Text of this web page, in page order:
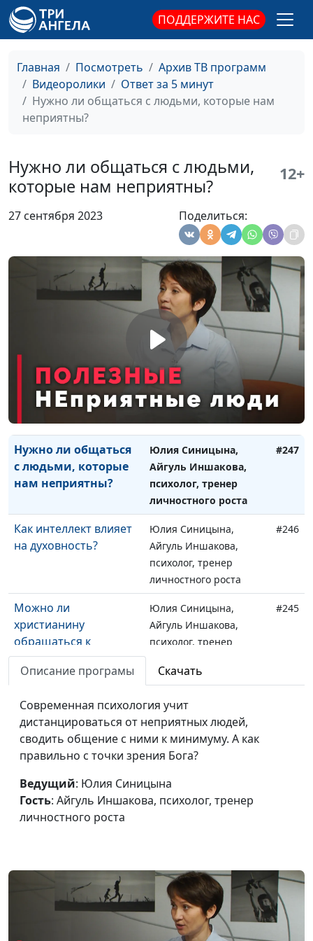
ПОДДЕРЖИТЕ НАС
Главная Посмотреть
Архив ТВ программ
Видеоролики
Ответ за 5 минут
Нужно ли общаться с людьми, которые нам
неприятны?
Нужно ли общаться с людьми,
которые нам неприятны?
12+
27 сентября 2023 Поделиться:
стремиться к успеху?
психолог, тренер
личностного роста
борьбы со стрессом
возможны для
христианина?
Айгуль Иншакова,
психолог, тренер
личностного роста
личность?
психолог, тренер
личностного роста
Влияет ли самооценка
Юлия Синицына,
Айгуль Иншакова,
психолог, тренер
личностного роста
Как христианин
Юлия Синицына,
Айгуль Иншакова,
психолог, тренер
личностного роста
#249
Нужно ли защищать
личные границы?
Юлия Синицына,
Айгуль Иншакова,
психолог, тренер
личностного роста
#248
Нужно ли общаться
с людьми, которые
нам неприятны?
Юлия Синицына,
Айгуль Иншакова,
психолог, тренер
личностного роста
#247
Как интеллект влияет
на духовность?
Юлия Синицына,
Айгуль Иншакова,
психолог, тренер
личностного роста
#246
Можно ли
христианину
обращаться к
психологу?
Юлия Синицына,
Айгуль Иншакова,
психолог, тренер
#245
мало, а живот все
равно растет?
Мария Бородеева,
специалист по
модификации образа
жизни и
немедикаментозному
#244
Как повернуть вспять
гипертонию?
Мария Бородеева,
оздоровлению
Как вегетарианцу
Мария Бородеева,
специалист по
#242
Описание програмы Скачать
Современная психология учит
дистанцироваться от неприятных людей,
сводить общение с ними к минимуму. А как
правильно с точки зрения Бога?
Ведущий: Юлия Синицына
Гость: Айгуль Иншакова, психолог, тренер
личностного роста